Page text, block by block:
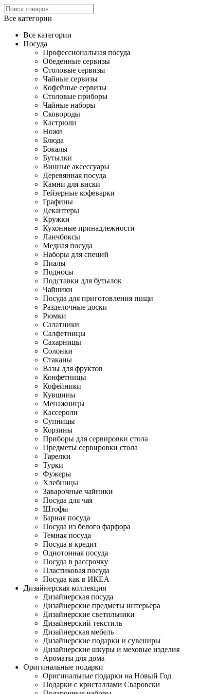
Все категории
Все категории
Посуда
Профессиональная посуда
Обеденные сервизы
Столовые сервизы
Чайные сервизы
Кофейные сервизы
Столовые приборы
Чайные наборы
Сковороды
Кастрюли
Ножи
Блюда
Бокалы
Бутылки
Винные аксессуары
Деревянная посуда
Камни для виски
Гейзерные кофеварки
Графины
Декантеры
Кружки
Кухонные принадлежности
Ланчбоксы
Медная посуда
Наборы для специй
Пиалы
Подносы
Подставки для бутылок
Чайники
Посуда для приготовления пищи
Разделочные доски
Рюмки
Салатники
Салфетницы
Сахарницы
Солонки
Стаканы
Вазы для фруктов
Конфетницы
Кофейники
Кувшины
Менажницы
Кассероли
Супницы
Корзины
Приборы для сервировки стола
Предметы сервировки стола
Тарелки
Турки
Фужеры
Хлебницы
Заварочные чайники
Посуда для чая
Штофы
Барная посуда
Посуда из белого фарфора
Темная посуда
Посуда в кредит
Однотонная посуда
Посуда в рассрочку
Пластиковая посуда
Посуда как в ИКЕА
Дизайнерская коллекция
Дизайнерская посуда
Дизайнерские предметы интерьера
Дизайнерские светильники
Дизайнерский текстиль
Дизайнерская мебель
Дизайнерские подарки и сувениры
Дизайнерские шкуры и меховые изделия
Ароматы для дома
Оригинальные подарки
Оригинальные подарки на Новый Год
Подарки с кристаллами Сваровски